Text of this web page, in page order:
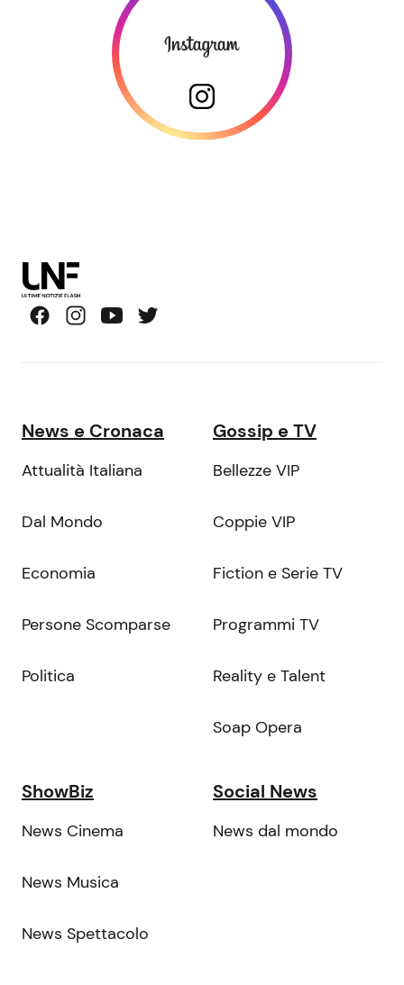
News e Cronaca
Attualità Italiana
Dal Mondo
Economia
Persone Scomparse
Politica
Gossip e TV
Bellezze VIP
Coppie VIP
Fiction e Serie TV
Programmi TV
Reality e Talent
Soap Opera
ShowBiz
News Cinema
News Musica
News Spettacolo
Social News
News dal mondo